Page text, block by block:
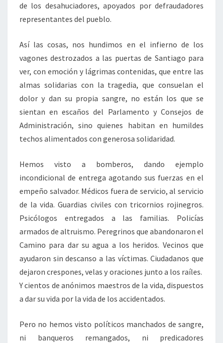
de los desahuciadores, apoyados por defraudadores
representantes del pueblo.
Así las cosas, nos hundimos en el infierno de los
vagones destrozados a las puertas de Santiago para
ver, con emoción y lágrimas contenidas, que entre las
almas solidarias con la tragedia, que consuelan el
dolor y dan su propia sangre, no están los que se
sientan en escaños del Parlamento y Consejos de
Administración, sino quienes habitan en humildes
techos alimentados con generosa solidaridad.
Hemos visto a bomberos, dando ejemplo
incondicional de entrega agotando sus fuerzas en el
empeño salvador. Médicos fuera de servicio, al servicio
de la vida. Guardias civiles con tricornios rojinegros.
Psicólogos entregados a las familias. Policías
armados de altruismo. Peregrinos que abandonaron el
Camino para dar su agua a los heridos. Vecinos que
ayudaron sin descanso a las víctimas. Ciudadanos que
dejaron crespones, velas y oraciones junto a los raíles.
Y cientos de anónimos maestros de la vida, dispuestos
a dar su vida por la vida de los accidentados.
Pero no hemos visto políticos manchados de sangre,
ni banqueros remangados, ni predicadores